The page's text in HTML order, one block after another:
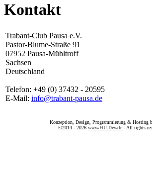
Kontakt
Trabant-Club Pausa e.V.
Pastor-Blume-Straße 91
07952 Pausa-Mühltroff
Sachsen
Deutschland
Telefon: +49 (0) 37432 - 20595
E-Mail: info@trabant-pausa.de
Konzeption, Design, Programmierung & Hosting
©2014 - 2026 www.HU-Dev.de - All rights